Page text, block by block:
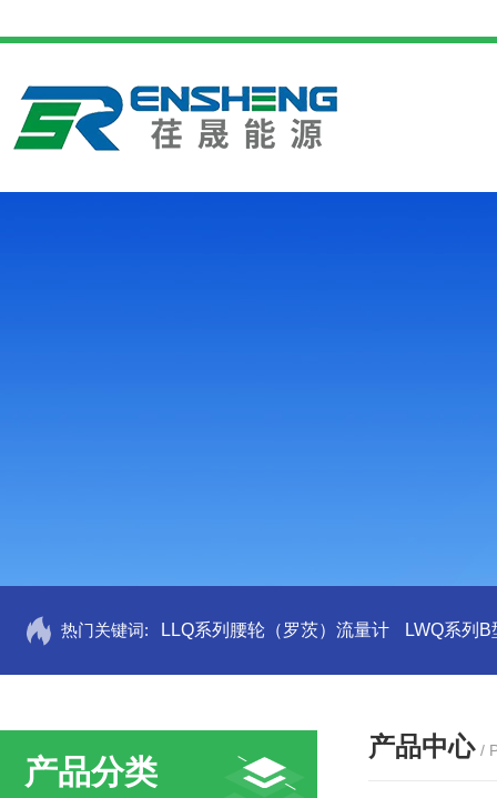
热门关键词: LLQ系列腰轮（罗茨）流量计 LWQ系列
产品分类
产品中心 /